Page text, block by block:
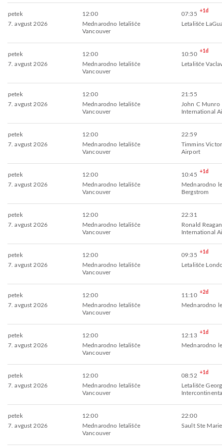
petek
7. avgust 2026
12:00
Mednarodno letališče
Vancouver
07:35 +1d
Letališče
petek
7. avgust 2026
12:00
Mednarodno letališče
Vancouver
10:50 +1d
Letališče
petek
7. avgust 2026
12:00
Mednarodno letališče
Vancouver
21:55
John C Munro
International
petek
7. avgust 2026
12:00
Mednarodno letališče
Vancouver
22:59
Timmins
Airport
petek
7. avgust 2026
12:00
Mednarodno letališče
Vancouver
10:45 +1d
Mednarodno
Bergstrom
petek
7. avgust 2026
12:00
Mednarodno letališče
Vancouver
22:31
Ronald
International
petek
7. avgust 2026
12:00
Mednarodno letališče
Vancouver
09:35 +1d
Letališče
petek
7. avgust 2026
12:00
Mednarodno letališče
Vancouver
11:10 +2d
Mednarodno
petek
7. avgust 2026
12:00
Mednarodno letališče
Vancouver
12:13 +1d
Mednarodno
petek
7. avgust 2026
12:00
Mednarodno letališče
Vancouver
08:52 +1d
Letališče
petek
7. avgust 2026
12:00
Mednarodno letališče
Vancouver
22:00
Sault Ste